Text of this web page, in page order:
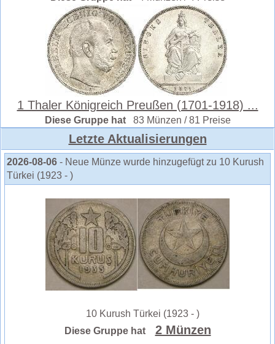
1 Thaler Königreich Preußen (1701-1918) ...
Diese Gruppe hat 83 Münzen / 81 Preise
Letzte Aktualisierungen
2026-08-06 - Neue Münze wurde hinzugefügt zu 10 Kurush
Türkei (1923 - )
10 Kurush Türkei (1923 - )
Diese Gruppe hat
2 Münzen